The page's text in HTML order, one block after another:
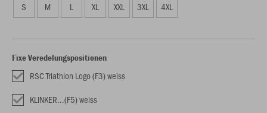
S M L XL XXL 3XL 4XL
Fixe Veredelungspositionen
RSC Triathlon Logo (F3) weiss
KLINKER...(F5) weiss